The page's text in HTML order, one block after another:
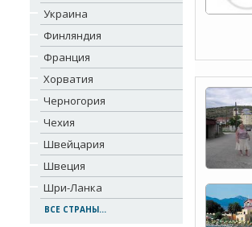
Украина
Финляндия
Франция
Хорватия
Черногория
Чехия
Швейцария
Швеция
Шри-Ланка
ВСЕ СТРАНЫ...